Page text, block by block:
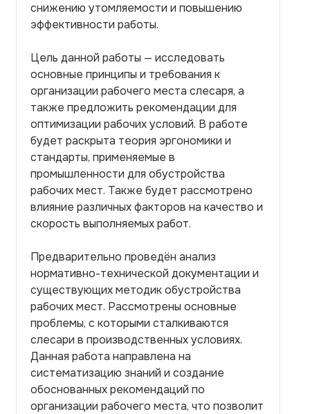
снижению утомляемости и повышению
эффективности работы.
Цель данной работы — исследовать
основные принципы и требования к
организации рабочего места слесаря, а
также предложить рекомендации для
оптимизации рабочих условий. В работе
будет раскрыта теория эргономики и
стандарты, применяемые в
промышленности для обустройства
рабочих мест. Также будет рассмотрено
влияние различных факторов на качество и
скорость выполняемых работ.
Предварительно проведён анализ
нормативно-технической документации и
существующих методик обустройства
рабочих мест. Рассмотрены основные
проблемы, с которыми сталкиваются
слесари в производственных условиях.
Данная работа направлена на
систематизацию знаний и создание
обоснованных рекомендаций по
организации рабочего места, что позволит